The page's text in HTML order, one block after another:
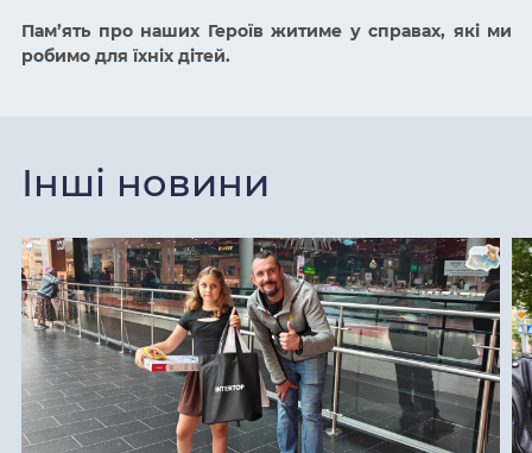
Пам’ять про наших Героїв житиме у справах, які ми
робимо для їхніх дітей.
Інші новини